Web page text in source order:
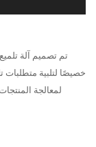
تم تصميم آلة
خصيصًا لتلبية
لمعالجة